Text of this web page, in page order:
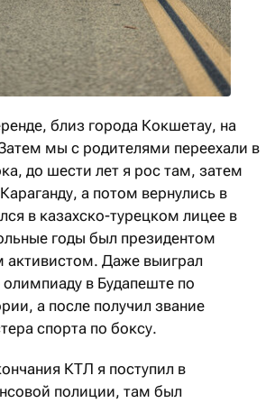
близ города Кокшетау, на
мы с родителями переехали в
до шести лет я рос там, затем
а потом вернулись в
в казахско-турецком лицее в
годы был президентом
Даже выиграл
в Будапеште по
а после получил звание
спорта по боксу.
КТЛ я поступил в
полиции, там был